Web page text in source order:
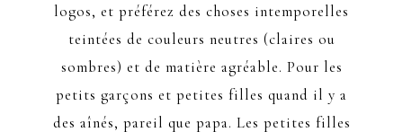
logos, et préférez des choses intemporelles
teintées de couleurs neutres (claires ou
sombres) et de matière agréable. Pour les
petits garçons et petites filles quand il y a
des aînés, pareil que papa. Les petites filles